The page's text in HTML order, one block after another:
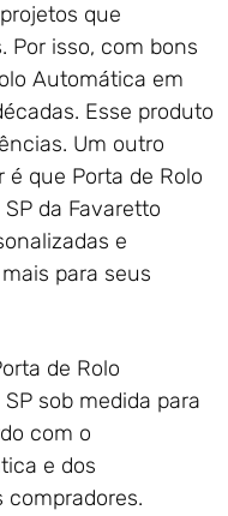
que
Por isso, com bons
Automática em
Esse produto
Um outro
que Porta de Rolo
da Favaretto
e
para seus
de Rolo
sob medida para
com o
e dos
compradores.